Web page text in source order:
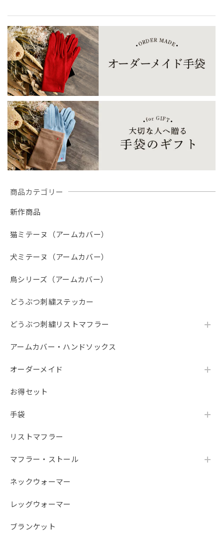
商品カテゴリー
新作商品
猫ミテーヌ（アームカバー）
犬ミテーヌ（アームカバー）
鳥シリーズ（アームカバー）
どうぶつ刺繍ステッカー
どうぶつ刺繍リストマフラー
アームカバー・ハンドソックス
オーダーメイド
お得セット
手袋
リストマフラー
マフラー・ストール
ネックウォーマー
レッグウォーマー
ブランケット